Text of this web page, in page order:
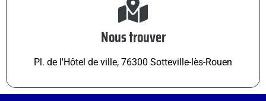
Nous trouver
Pl. de l'Hôtel de ville, 76300 Sotteville-lès-Rouen